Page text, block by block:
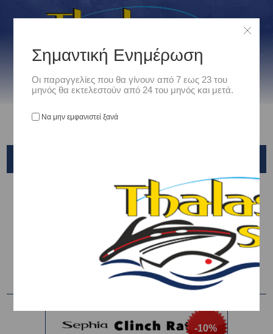
Είδη Αλιείας /
ΤΕΧΝΗΤΑ ΔΟΛΩΜΑΤΑ - ΤΣΑΠΑΡΙ - ΚΑΛΑΜΑΡΙΕΡΕΣ / ΚΑΛΑΜΑΡΙΕΡΕΣ /
SEPHIA CLINCH RATTLE SHIMANO
Ταξινόμηση ανά
-10%
Σημαντική Ενημέρωση
Οι παραγγελίες που θα γίνουν από 7 εως 23 του
μηνός θα εκτελεστούν από 24 του μηνός και μετά.
Να μην εμφανιστεί ξανά